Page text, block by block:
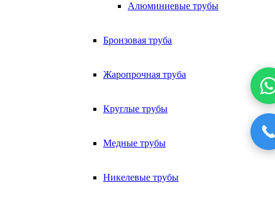
Алюминиевые трубы
Бронзовая труба
Жаропрочная труба
Круглые трубы
Медные трубы
Никелевые трубы